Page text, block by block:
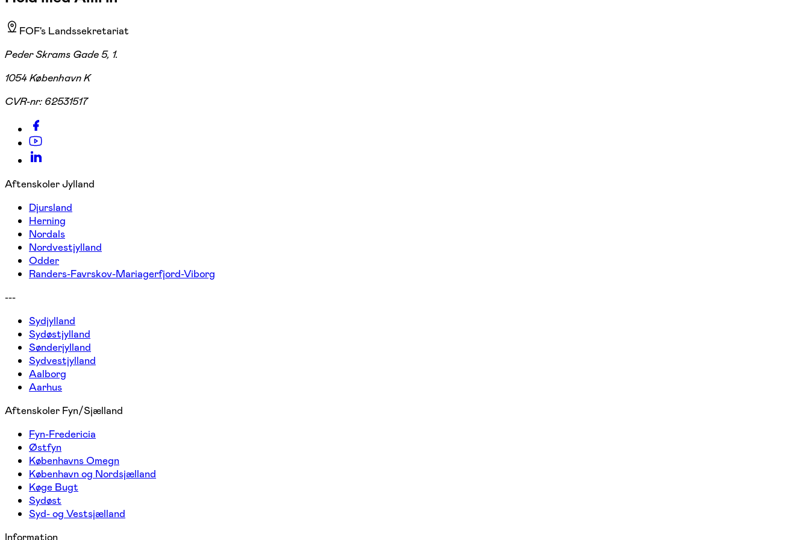
FOF's Landssekretariat
Peder Skrams Gade 5, 1.
1054 København K
CVR-nr: 62531517
Aftenskoler Jylland
Djursland
Herning
Nordals
Nordvestjylland
Odder
Randers-Favrskov-Mariagerfjord-Viborg
---
Sydjylland
Sydøstjylland
Sønderjylland
Sydvestjylland
Aalborg
Aarhus
Aftenskoler Fyn/Sjælland
Fyn-Fredericia
Østfyn
Københavns Omegn
København og Nordsjælland
Køge Bugt
Sydøst
Syd- og Vestsjælland
Information